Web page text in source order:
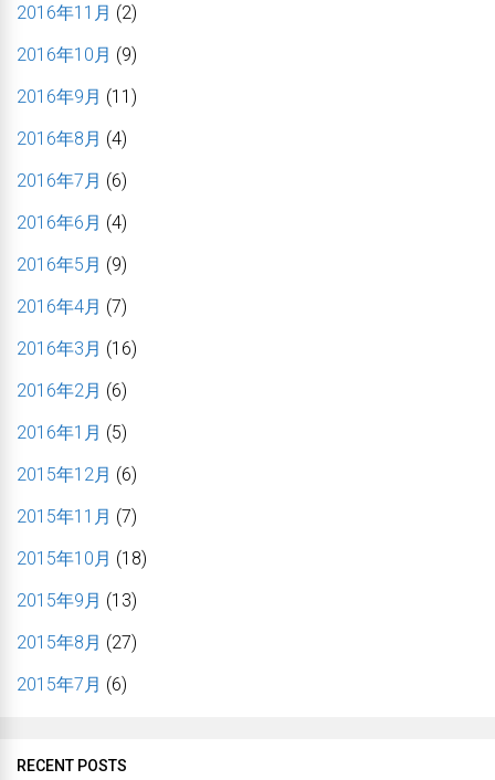
2016年11月 (2)
2016年10月 (9)
2016年9月 (11)
2016年8月 (4)
2016年7月 (6)
2016年6月 (4)
2016年5月 (9)
2016年4月 (7)
2016年3月 (16)
2016年2月 (6)
2016年1月 (5)
2015年12月 (6)
2015年11月 (7)
2015年10月 (18)
2015年9月 (13)
2015年8月 (27)
2015年7月 (6)
RECENT POSTS